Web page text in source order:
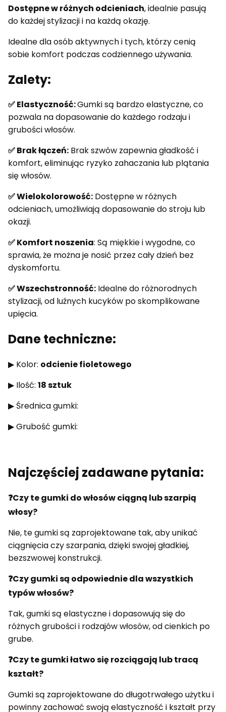
Dostępne w różnych odcieniach, idealnie pasują
do każdej stylizacji i na każdą okazję.
Idealne dla osób aktywnych i tych, którzy cenią
sobie komfort podczas codziennego używania.
Zalety:
✅ Elastyczność:Gumki są bardzo elastyczne, co
pozwala na dopasowanie do każdego rodzaju i
grubości włosów.
✅ Brak łączeń: Brak szwów zapewnia gładkość i
komfort, eliminując ryzyko zahaczania lub plątania
się włosów.
✅ Wielokolorowość: Dostępne w różnych
odcieniach, umożliwiają dopasowanie do stroju lub
okazji.
✅ Komfort noszenia: Są miękkie i wygodne, co
sprawia, że można je nosić przez cały dzień bez
dyskomfortu.
✅ Wszechstronność: Idealne do różnorodnych
stylizacji, od luźnych kucyków po skomplikowane
upięcia.
Dane techniczne:
▶ Kolor: odcienie fioletowego
▶ Ilość: 18 sztuk
▶ Średnica gumki:
▶ Grubość gumki:
Najczęściej zadawane pytania:
❓Czy te gumki do włosów ciągną lub szarpią
włosy?
Nie, te gumki są zaprojektowane tak, aby unikać
ciągnięcia czy szarpania, dzięki swojej gładkiej,
bezszwowej konstrukcji.
❓Czy gumki są odpowiednie dla wszystkich
typów włosów?
Tak, gumki są elastyczne i dopasowują się do
różnych grubości i rodzajów włosów, od cienkich po
grube.
❓Czy te gumki łatwo się rozciągają lub tracą
kształt?
Gumki są zaprojektowane do długotrwałego użytku i
powinny zachować swoją elastyczność i kształt przy